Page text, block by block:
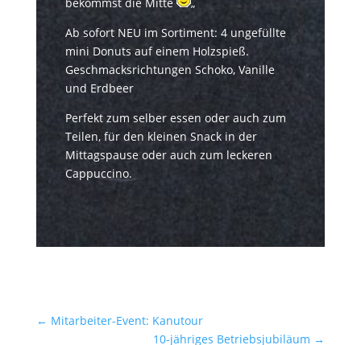
Ab sofort NEU im Sortiment: 4 ungefüllte
mini Donuts auf einem Holzspieß.
Geschmacksrichtungen Schoko, Vanille
und Erdbeer
Perfekt zum selber essen oder auch zum
Teilen, für den kleinen Snack in der
Mittagspause oder auch zum leckeren
Cappuccino.
← Mitarbeiter-Event: Kanutour
10-jähriges Betriebsjubiläum →